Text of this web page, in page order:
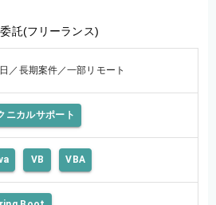
託(フリーランス)
／長期案件／一部リモート
ニカルサポート
VB VBA